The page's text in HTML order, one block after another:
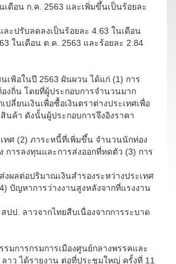
เดือน ก.ค. 2563 และเพิ่มขึ้นเป็นร้อยละ
ละปรับลดลงเป็นร้อยละ 4.63 ในเดือน
ในเดือน ต.ค. 2563 และร้อยละ 2.84
เฟ้อในปี 2563 ผันผวน ได้แก่ (1) การ
งถิ่น โดยที่ผู้ประกอบการจำนวนมาก
ปลี่ยนเงินเพื่อซื้อเงินตราต่างประเทศเพื่อ
นค้า ดังนั้นผู้ประกอบการจึงอิงราคา
ทศ (2) ภาระหนี้ที่เพิ่มขึ้น จำนวนนักท่อง
การลงทุนและการส่งออกที่หดตัว (3) การ
ผลต่อปริมาณเงินสำรองระหว่างประเทศ
ปัญหาการว่างงานสูงหลังจากที่แรงงาน
ปป. ลาวจากไทยสืบเนื่องจากการระบาด
มการกรมการเมืองศูนย์กลางพรรคและ
าว ได้รายงาน ต่อที่ประชุมใหญ่ ครั้งที่ 11